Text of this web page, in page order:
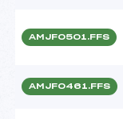
AMJF0501.FFS
AMJF0461.FFS